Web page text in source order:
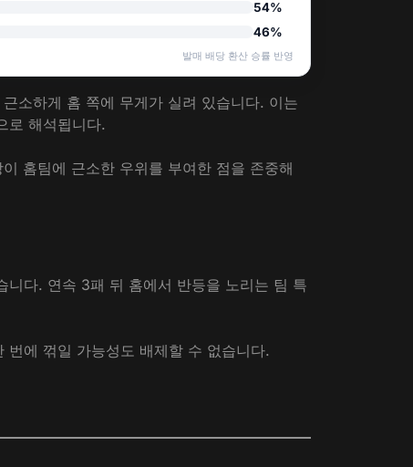
54%
46%
발매 배당 환산 승률 반영
소하게 홈 쪽에 무게가 실려 있습니다. 이는
로 해석됩니다.
홈팀에 근소한 우위를 부여한 점을 존중해
니다. 연속 3패 뒤 홈에서 반등을 노리는 팀 특
에 꺾일 가능성도 배제할 수 없습니다.